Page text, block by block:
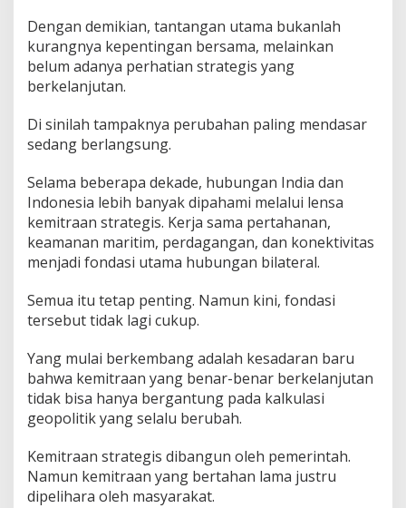
Dengan demikian, tantangan utama bukanlah
kurangnya kepentingan bersama, melainkan
belum adanya perhatian strategis yang
berkelanjutan.
Di sinilah tampaknya perubahan paling mendasar
sedang berlangsung.
Selama beberapa dekade, hubungan India dan
Indonesia lebih banyak dipahami melalui lensa
kemitraan strategis. Kerja sama pertahanan,
keamanan maritim, perdagangan, dan konektivitas
menjadi fondasi utama hubungan bilateral.
Semua itu tetap penting. Namun kini, fondasi
tersebut tidak lagi cukup.
Yang mulai berkembang adalah kesadaran baru
bahwa kemitraan yang benar-benar berkelanjutan
tidak bisa hanya bergantung pada kalkulasi
geopolitik yang selalu berubah.
Kemitraan strategis dibangun oleh pemerintah.
Namun kemitraan yang bertahan lama justru
dipelihara oleh masyarakat.